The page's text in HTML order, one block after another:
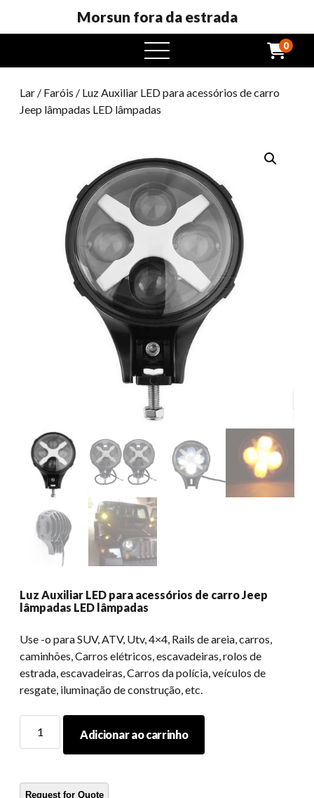
Morsun fora da estrada
Abrir
menu
0
Lar / Faróis / Luz Auxiliar LED para acessórios de carro
Jeep lâmpadas LED lâmpadas
Luz Auxiliar LED para acessórios de carro Jeep
lâmpadas LED lâmpadas
Use -o para SUV, ATV, Utv, 4×4, Rails de areia, carros,
caminhões, Carros elétricos, escavadeiras, rolos de
estrada, escavadeiras, Carros da polícia, veículos de
resgate, iluminação de construção, etc.
Auxiliar
acessórios
Adicionar ao carrinho